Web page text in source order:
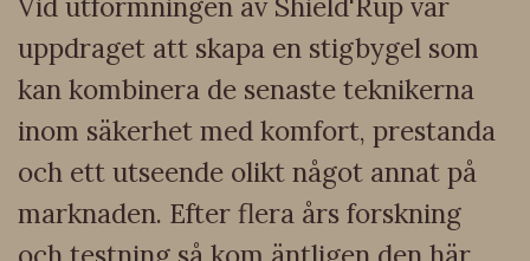
uppdraget att skapa en stigbygel som
kan kombinera de senaste teknikerna
inom säkerhet med komfort, prestanda
och ett utseende olikt något annat på
marknaden. Efter flera års forskning
och testning så kom äntligen den här